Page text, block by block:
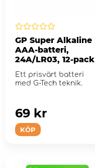
GP Super Alkaline
AAA-batteri,
24A/LR03, 12-pack
Ett prisvärt batteri
med G-Tech teknik.
KÖP
69 kr